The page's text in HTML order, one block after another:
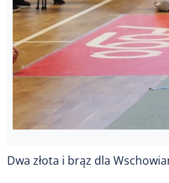
Dwa złota i brąz dla